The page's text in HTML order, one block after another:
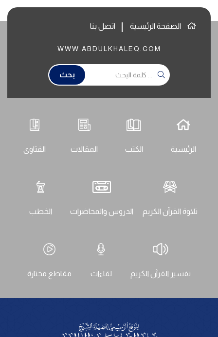
الصفحة الرئيسية اتصل بنا
WWW.ABDULKHALEQ.COM
بحث
الرئيسية الكتب المقالات الفتاوى
تلاوة القرآن الكريم الدروس والمحاضرات الخطب
تفسير القرآن الكريم لقاءات مقاطع مختارة